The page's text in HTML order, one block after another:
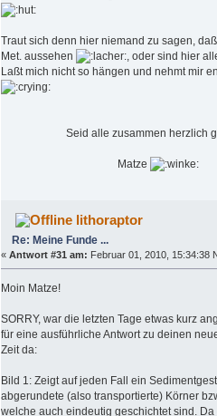
Traut sich denn hier niemand zu sagen,
Met. aussehen
, oder sind hier
Laßt mich nicht so hängen und nehmt mir
Seid alle zusammen herzlich
Matze
lithoraptor
Re: Meine Funde ...
« Antwort #31 am: Februar 01, 2010, 15:34:38
Moin Matze!
SORRY, war die letzten Tage etwas kurz
für eine ausführliche Antwort zu deinen
Zeit da:
Bild 1: Zeigt auf jeden Fall ein
abgerundete (also transportierte) Körner
welche auch eindeutig geschichtet sind.